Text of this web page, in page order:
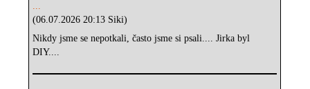
...
(06.07.2026 20:13 Siki)
Nikdy jsme se nepotkali, často jsme si psali.... Jirka byl
DIY....